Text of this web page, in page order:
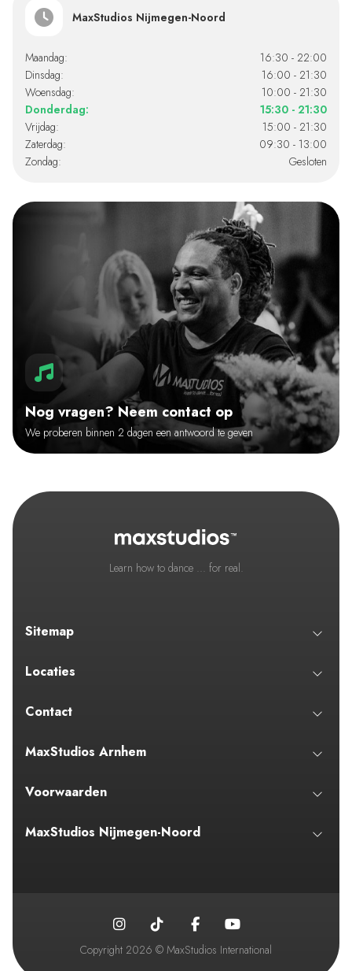
MaxStudios Nijmegen-Noord
Maandag:
16:30 - 22:00
Dinsdag:
16:00 - 21:30
Woensdag:
10:00 - 21:30
Donderdag:
15:30 - 21:30
Vrijdag:
15:00 - 21:30
Zaterdag:
09:30 - 13:00
Zondag:
Gesloten
Nog vragen? Neem contact op
We proberen binnen 2 dagen een antwoord te geven
Learn how to dance ... for real.
Sitemap
Locaties
Contact
MaxStudios Arnhem
Voorwaarden
MaxStudios Nijmegen-Noord
Copyright 2026 © MaxStudios International